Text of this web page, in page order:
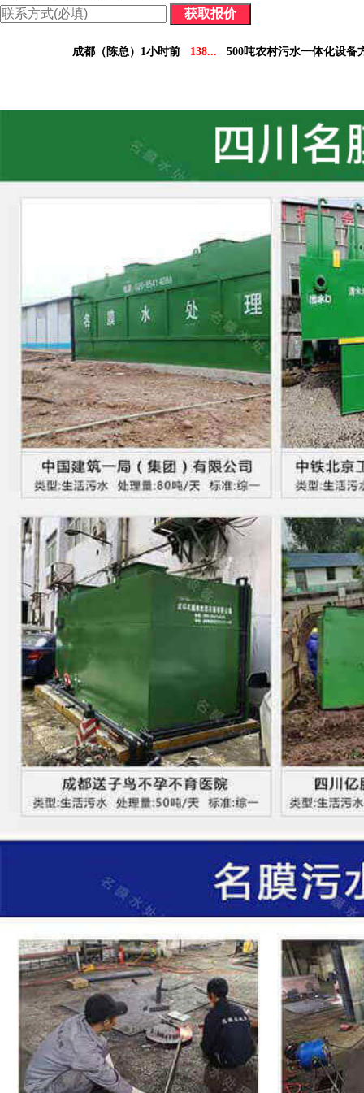
成都（陈总）1小时前 138... 500吨农村污水一体化设备
136... 5吨小型污水处理设备
凉山州（李经理）2个小时前 137... 30吨医疗污水处理设
广安（祝总）10分钟前 155... 1000吨污水处理厂咨
10吨豆制品污水一体化设
50吨养猪污水处理报价
成都（吴经理）1天前 159... 100吨脱硫污水处理设备报
泸州（朱经理）5天前 182... 30吨生活污水处理设备合